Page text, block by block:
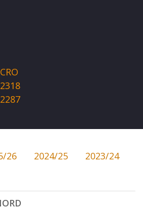
CRO
2318
2287
26 2024/25
2023/24